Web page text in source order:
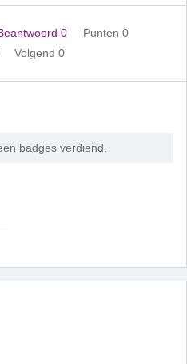
0
Punten 0
Volgend 0
badges verdiend.